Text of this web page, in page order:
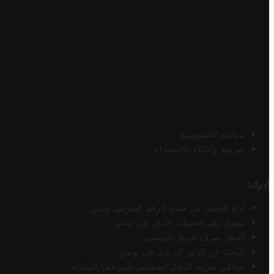
سياسة الخصوصية
شروط وأحكام الاستخدام
أدواتنا
أداة التحقق من صحة الرقم الضريبي تونس
محول رقم الحساب الآيبان في تونس
أسعار صرف الدينار التونسي
البحث عن الرمز البريدي في تونس
محاكي ضريبة الدخل الشخصي للموظف/المتقاعد